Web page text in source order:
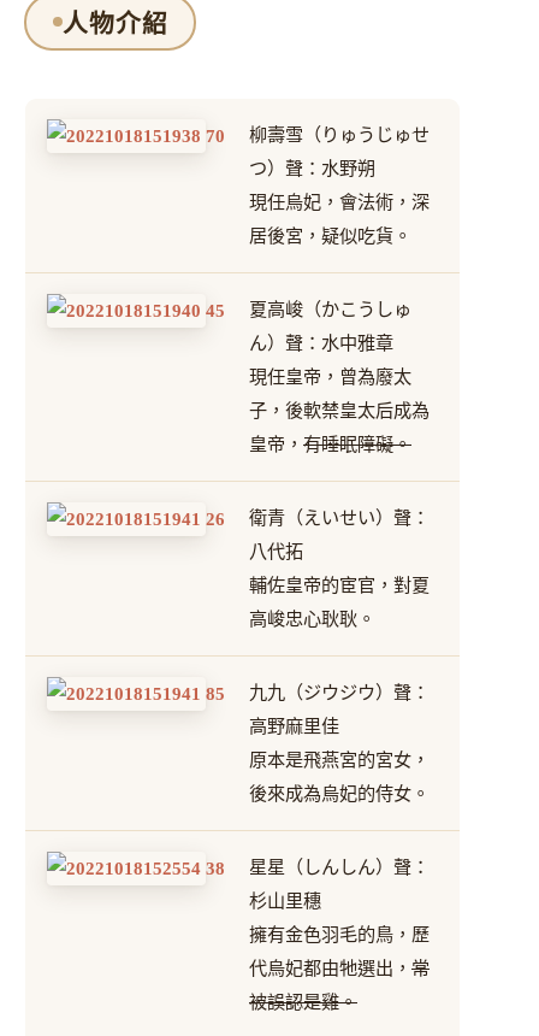
人物介紹
柳壽雪（りゅうじゅせ
つ）聲：水野朔
現任烏妃，會法術，深
居後宮，疑似吃貨。
夏高峻（かこうしゅ
ん）聲：水中雅章
現任皇帝，曾為廢太
子，後軟禁皇太后成為
皇帝， 有睡眠障礙。
衛青（えいせい）聲：
八代拓
輔佐皇帝的宦官，對夏
高峻忠心耿耿。
九九（ジウジウ）聲：
高野麻里佳
原本是飛燕宮的宮女，
後來成為烏妃的侍女。
星星（しんしん）聲：
杉山里穗
擁有金色羽毛的鳥，歷
代烏妃都由牠選出， 常
被誤認是雞。